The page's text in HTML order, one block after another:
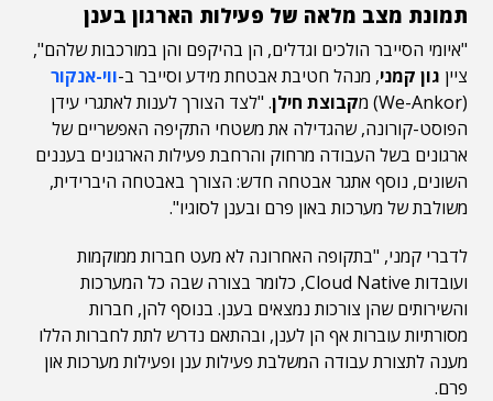
תמונת מצב מלאה של פעילות הארגון בענן
"איומי הסייבר הולכים וגדלים, הן בהיקפם והן במורכבות שלהם",
ציין גון קמני, מנהל חטיבת אבטחת מידע וסייבר ב-ווי-אנקור
(We-Ankor) מ
קבוצת חילן. "לצד הצורך לענות לאתגרי עידן
הפוסט-קורונה, שהגדילה את משטחי התקיפה האפשריים של
ארגונים בשל העבודה מרחוק והרחבת פעילות הארגונים בעננים
השונים, נוסף אתגר אבטחה חדש: הצורך באבטחה היברידית,
משולבת של מערכות באון פרם ובענן לסוגיו".
לדברי קמני, "בתקופה האחרונה לא מעט חברות ממוקמות
ועובדות Cloud Native, כלומר בצורה שבה כל המערכות
והשירותים שהן צורכות נמצאים בענן. בנוסף להן, חברות
מסורתיות עוברות אף הן לענן, ובהתאם נדרש לתת לחברות הללו
מענה לתצורת עבודה המשלבת פעילות ענן ופעילות מערכות און
פרם.